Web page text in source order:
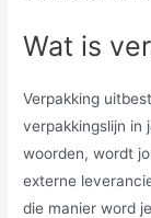
Wat is
Verpakking
verpakkingslijn in
woorden, wordt
externe
die manier word